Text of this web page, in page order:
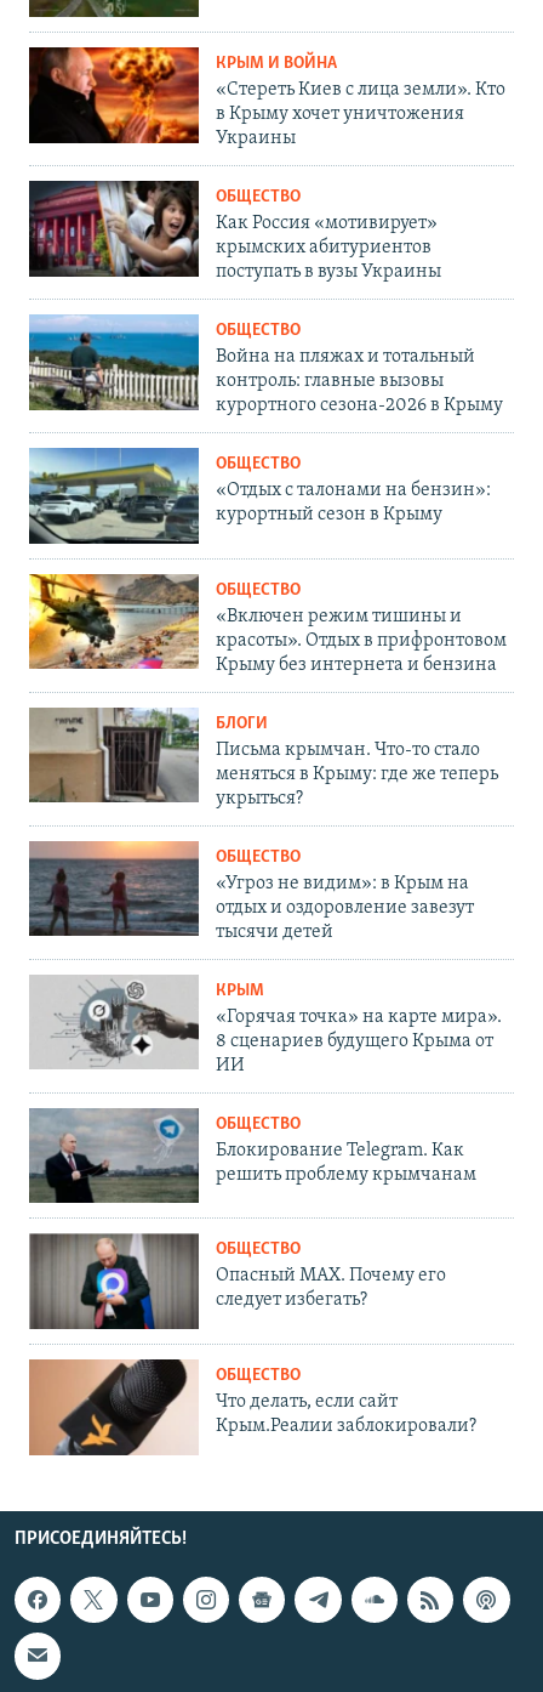
КРЫМ И ВОЙНА
«Стереть Киев с лица земли». Кто
в Крыму хочет уничтожения
Украины
ОБЩЕСТВО
Как Россия «мотивирует»
крымских абитуриентов
поступать в вузы Украины
ОБЩЕСТВО
Война на пляжах и тотальный
контроль: главные вызовы
курортного сезона-2026 в Крыму
ОБЩЕСТВО
«Отдых с талонами на бензин»:
курортный сезон в Крыму
ОБЩЕСТВО
«Включен режим тишины и
красоты». Отдых в прифронтовом
Крыму без интернета и бензина
БЛОГИ
Письма крымчан. Что-то стало
меняться в Крыму: где же теперь
укрыться?
ОБЩЕСТВО
«Угроз не видим»: в Крым на
отдых и оздоровление завезут
тысячи детей
КРЫМ
«Горячая точка» на карте мира».
8 сценариев будущего Крыма от
ИИ
ОБЩЕСТВО
Блокирование Telegram. Как
решить проблему крымчанам
ОБЩЕСТВО
Опасный MAX. Почему его
следует избегать?
ОБЩЕСТВО
Что делать, если сайт
Крым.Реалии заблокировали?
ПРИСОЕДИНЯЙТЕСЬ!